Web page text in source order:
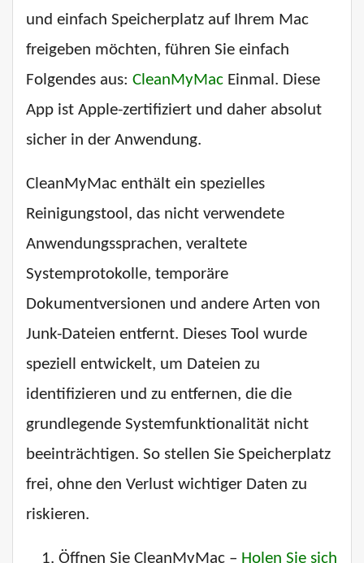
und einfach Speicherplatz auf Ihrem Mac
freigeben möchten, führen Sie einfach
Folgendes aus: CleanMyMac Einmal. Diese
App ist Apple-zertifiziert und daher absolut
sicher in der Anwendung.
CleanMyMac enthält ein spezielles
Reinigungstool, das nicht verwendete
Anwendungssprachen, veraltete
Systemprotokolle, temporäre
Dokumentversionen und andere Arten von
Junk-Dateien entfernt. Dieses Tool wurde
speziell entwickelt, um Dateien zu
identifizieren und zu entfernen, die die
grundlegende Systemfunktionalität nicht
beeinträchtigen. So stellen Sie Speicherplatz
frei, ohne den Verlust wichtiger Daten zu
riskieren.
Öffnen Sie CleanMyMac – Holen Sie sich